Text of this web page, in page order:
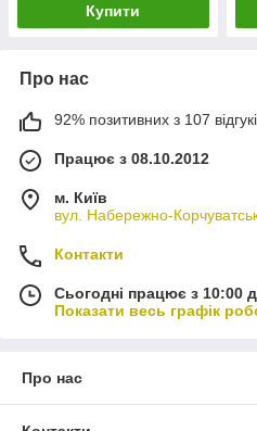
Купити
Про нас
92% позитивних з 107
Працює з 08.10.2012
м. Київ
вул. Набережно-
Контакти
Сьогодні працює з 10:00
Показати весь графік
Про нас